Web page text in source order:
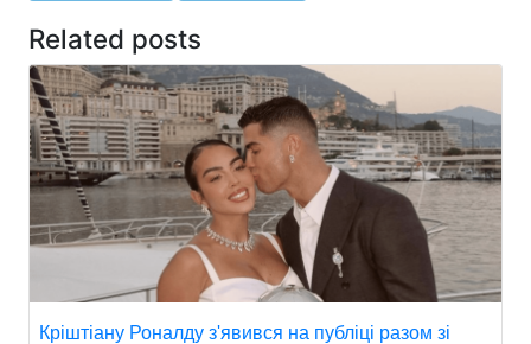
Related posts
Кріштіану Роналду з'явився на публіці разом зі